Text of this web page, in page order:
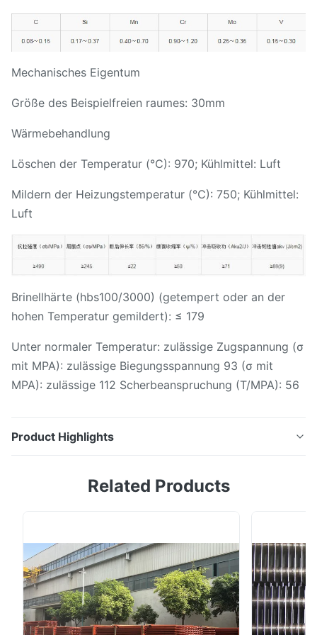
Mechanisches Eigentum
Größe des Beispielfreien raumes: 30mm
Wärmebehandlung
Löschen der Temperatur (℃): 970; Kühlmittel: Luft
Mildern der Heizungstemperatur (℃): 750; Kühlmittel:
Luft
Brinellhärte (hbs100/3000) (getempert oder an der
hohen Temperatur gemildert): ≤ 179
Unter normaler Temperatur: zulässige Zugspannung (σ
mit MPA): zulässige Biegungsspannung 93 (σ mit
MPA): zulässige 112 Scherbeanspruchung (T/MPA): 56
Product Highlights
12Cr1MoV, Baustahl der Legierung. Vereinheitlichter
dieser Stahl höheren Oxidationswiderstand und
Hitzestärke. Die Ausdehnung und die Abbruchstärke
des ...
Related Products